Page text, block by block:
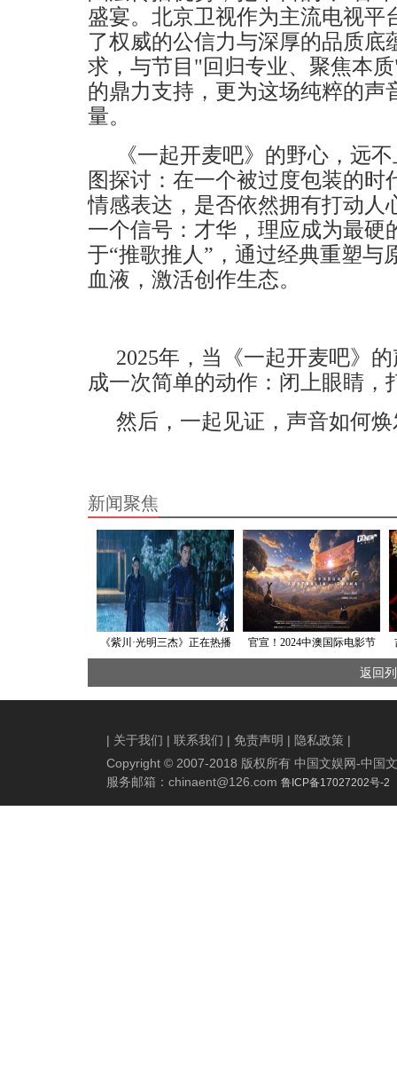
盛宴。 北京卫视作为主流电视平
了权威的公信力与深厚的品质底
求，与节目 "回归专业、聚焦本
的鼎力支持，更为这场纯粹的声
量。
《一起开麦吧》的野心，远
图探讨：在一个被过度包装的
情感表达，是否依然拥有打动人
一个信号：才华，理应成为最硬
于“推歌推人”，通过经典重塑与
血液，激活创作生态。
2025年，当《一起开麦吧》
成一次简单的动作：闭上眼睛，
然后，一起见证，声音如何
新闻聚焦
《紫川·光明三杰》正在热播
丛生
官宣！2024中澳国际电影节
将于11月14日在阿德莱德盛
大开幕！
返回
| 关于我们 | 联系我们 | 免责声明 | 隐私政策 |
Copyright © 2007-2018 版权所有 中国文娱网-中国
服务邮箱： chinaent@126.com 鲁ICP备17027202号-2